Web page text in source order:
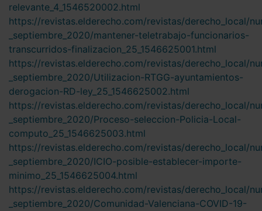
relevante_4_1546520002.html
https://revistas.elderecho.com/revistas/derecho_local/
_septiembre_2020/mantener-teletrabajo-funcionarios-
transcurridos-finalizacion_25_1546625001.html
https://revistas.elderecho.com/revistas/derecho_local/
_septiembre_2020/Utilizacion-RTGG-ayuntamientos-
derogacion-RD-ley_25_1546625002.html
https://revistas.elderecho.com/revistas/derecho_local/
_septiembre_2020/Proceso-seleccion-Policia-Local-
computo_25_1546625003.html
https://revistas.elderecho.com/revistas/derecho_local/
_septiembre_2020/ICIO-posible-establecer-importe-
minimo_25_1546625004.html
https://revistas.elderecho.com/revistas/derecho_local/
_septiembre_2020/Comunidad-Valenciana-COVID-19-